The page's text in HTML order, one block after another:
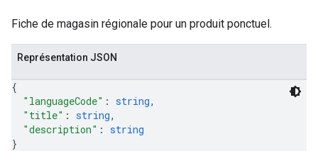
Fiche de magasin régionale pour un produit ponctuel.
Représentation JSON
{
"languageCode" : string,
"title" : string,
"description" : string
}